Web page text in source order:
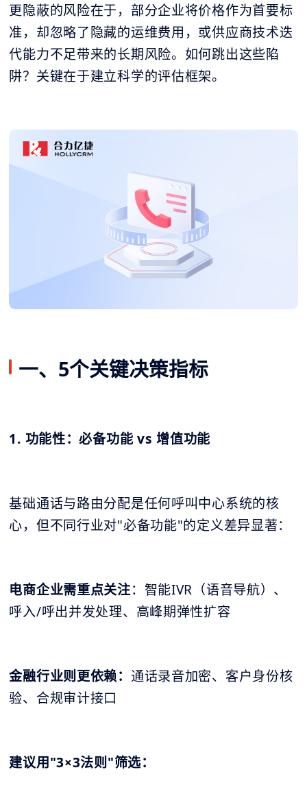
更隐蔽的风险在于，部分企业将价格作为首要标
准，却忽略了隐藏的运维费用，或供应商技术迭
代能力不足带来的长期风险。如何跳出这些陷
阱？关键在于建立科学的评估框架。
一、5个关键决策指标
1. 功能性：必备功能 vs 增值功能
基础通话与路由分配是任何呼叫中心系统的核
心，但不同行业对"必备功能"的定义差异显著：
电商企业需重点关注：智能IVR（语音导航）、
呼入/呼出并发处理、高峰期弹性扩容
金融行业则更依赖： 通话录音加密、客户身份核
验、合规审计接口
建议用"3×3法则"筛选：